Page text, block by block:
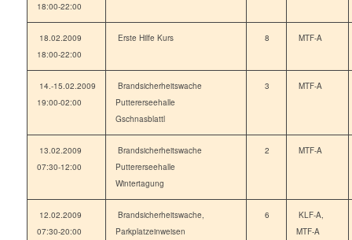
18:00-22:00
18.02.2009
18:00-22:00
Erste Hilfe Kurs 8 MTF-A
14.-15.02.2009
19:00-02:00
Brandsicherheitswache
Puttererseehalle
Gschnasblattl
3 MTF-A
13.02.2009
07:30-12:00
Brandsicherheitswache
Puttererseehalle
Wintertagung
2 MTF-A
12.02.2009
07:30-20:00
Brandsicherheitswache,
Parkplatzeinweisen
6
KLF-A,
MTF-A